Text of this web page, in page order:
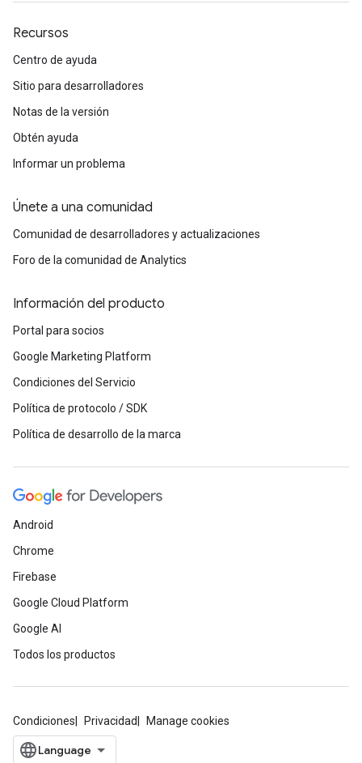
Recursos
Centro de ayuda
Sitio para desarrolladores
Notas de la versión
Obtén ayuda
Informar un problema
Únete a una comunidad
Comunidad de desarrolladores y actualizaciones
Foro de la comunidad de Analytics
Información del producto
Portal para socios
Google Marketing Platform
Condiciones del Servicio
Política de protocolo / SDK
Política de desarrollo de la marca
Android
Chrome
Firebase
Google Cloud Platform
Google AI
Todos los productos
Condiciones Privacidad Manage cookies